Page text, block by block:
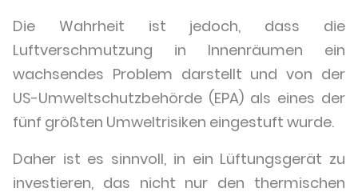
Die Wahrheit ist jedoch, dass die
Luftverschmutzung in Innenräumen ein
wachsendes Problem darstellt und von der
US-Umweltschutzbehörde (EPA) als eines der
fünf größten Umweltrisiken eingestuft wurde.
Daher ist es sinnvoll, in ein Lüftungsgerät zu
investieren, das nicht nur den thermischen